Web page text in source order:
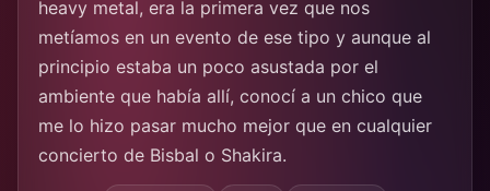
heavy metal, era la primera vez que nos
metíamos en un evento de ese tipo y aunque al
principio estaba un poco asustada por el
ambiente que había allí, conocí a un chico que
me lo hizo pasar mucho mejor que en cualquier
concierto de Bisbal o Shakira.